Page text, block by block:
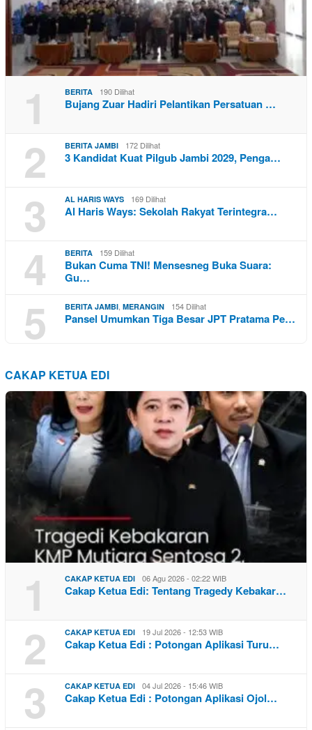
1 BERITA 190 Dilihat
Bujang Zuar Hadiri Pelantikan Persatuan …
2 BERITA JAMBI 172 Dilihat
3 Kandidat Kuat Pilgub Jambi 2029, Penga…
3 AL HARIS WAYS 169 Dilihat
Al Haris Ways: Sekolah Rakyat Terintegra…
4 BERITA 159 Dilihat
Bukan Cuma TNI! Mensesneg Buka Suara:
Gu…
5 BERITA JAMBI MERANGIN 154 Dilihat
Pansel Umumkan Tiga Besar JPT Pratama Pe…
CAKAP KETUA EDI
1 CAKAP KETUA EDI 06 Agu 2026 - 02:22 WIB
Cakap Ketua Edi: Tentang Tragedy Kebakar…
2 CAKAP KETUA EDI 19 Jul 2026 - 12:53 WIB
Cakap Ketua Edi : Potongan Aplikasi Turu…
3 CAKAP KETUA EDI 04 Jul 2026 - 15:46 WIB
Cakap Ketua Edi : Potongan Aplikasi Ojol…